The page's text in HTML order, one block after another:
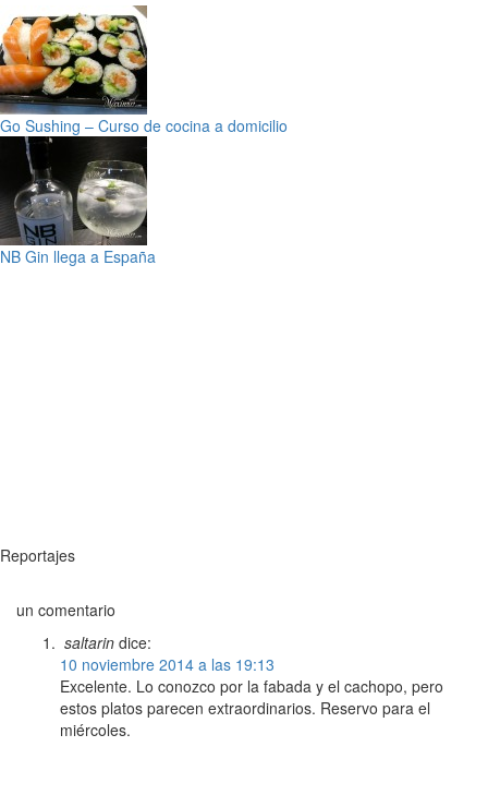
Go Sushing – Curso de cocina a domicilio
NB Gin llega a España
Reportajes
un comentario
saltarin dice:
10 noviembre 2014 a las 19:13
Excelente. Lo conozco por la fabada y el cachopo, pero
estos platos parecen extraordinarios. Reservo para el
miércoles.